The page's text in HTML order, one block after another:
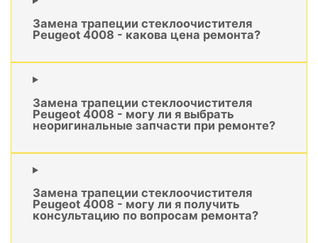
Замена трапеции стеклоочистителя
Peugeot 4008 - какова цена ремонта?
Замена трапеции стеклоочистителя
Peugeot 4008 - могу ли я выбрать
неоригинальные запчасти при ремонте?
Замена трапеции стеклоочистителя
Peugeot 4008 - могу ли я получить
консультацию по вопросам ремонта?